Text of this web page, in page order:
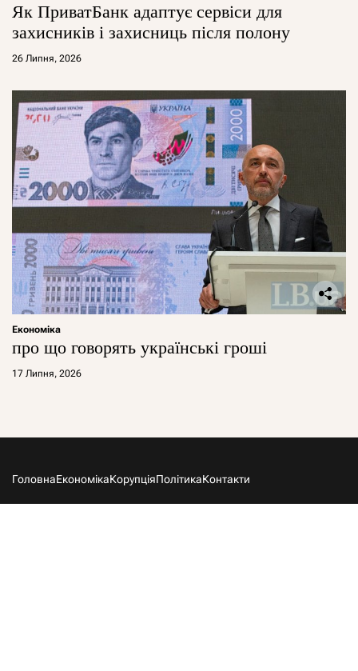
Як ПриватБанк адаптує сервіси для
захисників і захисниць після полону
26 Липня, 2026
Економіка
про що говорять українські гроші
17 Липня, 2026
ГоловнаЕкономікаКорупціяПолітикаКонтакти